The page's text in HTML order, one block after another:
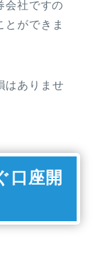
会社ですの
とができま
はありませ
口座開